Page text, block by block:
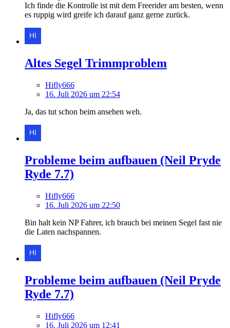
Ich finde die Kontrolle ist mit dem Freerider am besten, wenn
es ruppig wird greife ich darauf ganz gerne zurück.
Altes Segel Trimmproblem
Hifly666
16. Juli 2026 um 22:54
Ja, das tut schon beim ansehen weh.
Probleme beim aufbauen (Neil Pryde
Ryde 7.7)
Hifly666
16. Juli 2026 um 22:50
Bin halt kein NP Fahrer, ich brauch bei meinen Segel fast nie
die Laten nachspannen.
Probleme beim aufbauen (Neil Pryde
Ryde 7.7)
Hifly666
16. Juli 2026 um 12:41